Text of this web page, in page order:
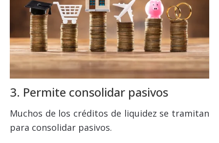
3. Permite consolidar pasivos
Muchos de los créditos de liquidez se tramitan
para consolidar pasivos.